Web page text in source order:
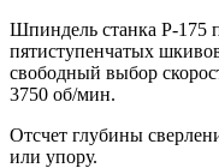
Шпиндель станка Р-175
пятиступенчатых
свободный выбор
3750 об/мин.
Отсчет глубины
или упору.